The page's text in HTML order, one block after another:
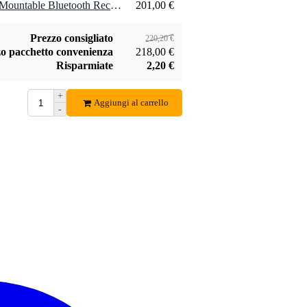
1 x Audac WP220/B Wall-Mountable Bluetooth Receiver for Audac Hardware
201,00 €
Prezzo consigliato 220,20 €
pacchetto convenienza
218,00 €
Risparmiate
2,20 €
+
-
Aggiungi al carrello